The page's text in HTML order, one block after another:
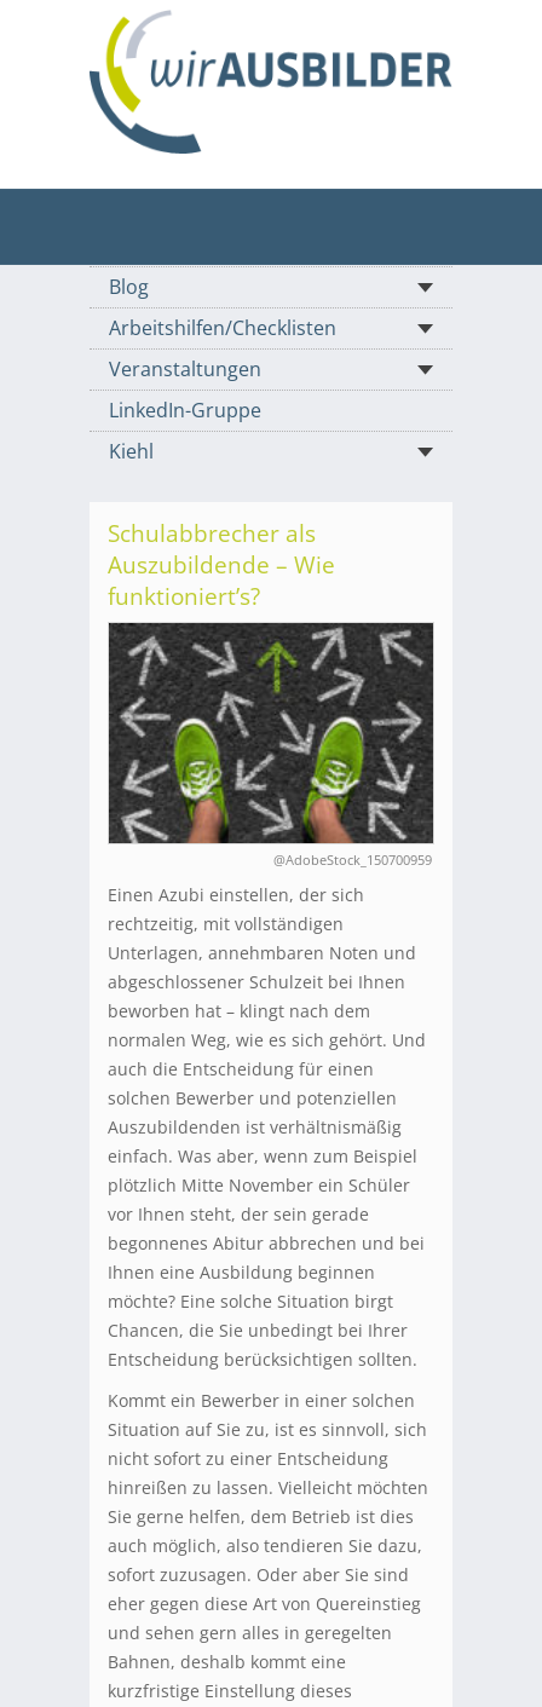
Blog
Arbeitshilfen/Checklisten
Veranstaltungen
LinkedIn-Gruppe
Kiehl
Schulabbrecher als
Auszubildende – Wie
funktioniert’s?
@AdobeStock_150700959
Einen Azubi einstellen, der sich
rechtzeitig, mit vollständigen
Unterlagen, annehmbaren Noten und
abgeschlossener Schulzeit bei Ihnen
beworben hat – klingt nach dem
normalen Weg, wie es sich gehört. Und
auch die Entscheidung für einen
solchen Bewerber und potenziellen
Auszubildenden ist verhältnismäßig
einfach. Was aber, wenn zum Beispiel
plötzlich Mitte November ein Schüler
vor Ihnen steht, der sein gerade
begonnenes Abitur abbrechen und bei
Ihnen eine Ausbildung beginnen
möchte? Eine solche Situation birgt
Chancen, die Sie unbedingt bei Ihrer
Entscheidung berücksichtigen sollten.
Kommt ein Bewerber in einer solchen
Situation auf Sie zu, ist es sinnvoll, sich
nicht sofort zu einer Entscheidung
hinreißen zu lassen. Vielleicht möchten
Sie gerne helfen, dem Betrieb ist dies
auch möglich, also tendieren Sie dazu,
sofort zuzusagen. Oder aber Sie sind
eher gegen diese Art von Quereinstieg
und sehen gern alles in geregelten
Bahnen, deshalb kommt eine
kurzfristige Einstellung dieses